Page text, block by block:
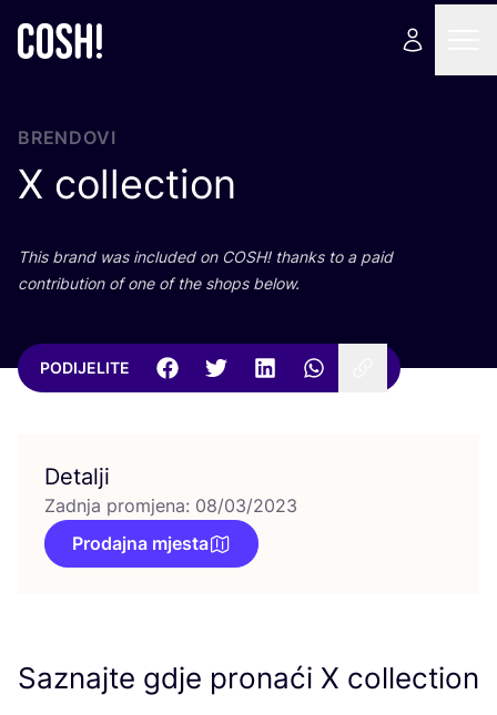
BRENDOVI
X collection
This brand was inclu­ded on COSH! than­ks to a paid
con­tri­bu­ti­on of one of the shops below.
PODIJELITE
Detalji
Zadnja promjena: 08/03/2023
Prodajna mjesta
Saznajte gdje pronaći X collection